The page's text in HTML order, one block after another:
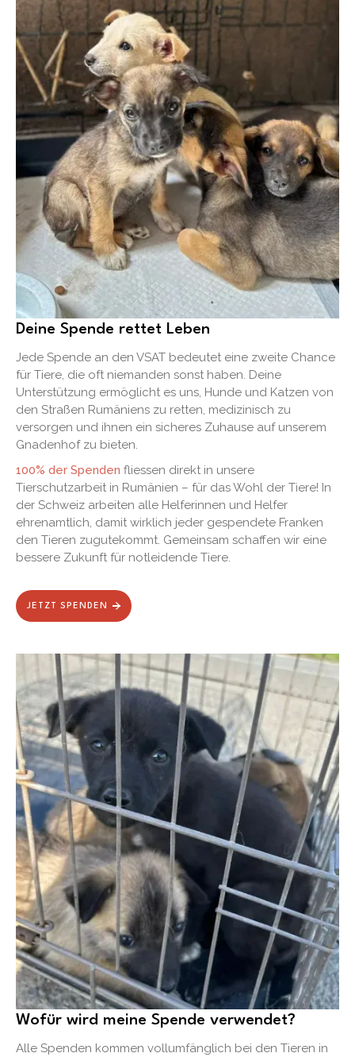
Deine Spende rettet Leben
Jede Spende an den VSAT bedeutet eine zweite Chance
für Tiere, die oft niemanden sonst haben. Deine
Unterstützung ermöglicht es uns, Hunde und Katzen von
den Straßen Rumäniens zu retten, medizinisch zu
versorgen und ihnen ein sicheres Zuhause auf unserem
Gnadenhof zu bieten.
100% der Spenden fliessen direkt in unsere
Tierschutzarbeit in Rumänien – für das Wohl der Tiere! In
der Schweiz arbeiten alle Helferinnen und Helfer
ehrenamtlich, damit wirklich jeder gespendete Franken
den Tieren zugutekommt. Gemeinsam schaffen wir eine
bessere Zukunft für notleidende Tiere.
JETZT SPENDEN
Wofür wird meine Spende verwendet?
Alle Spenden kommen vollumfänglich bei den Tieren in